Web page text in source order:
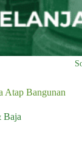
Atap Bangunan
Baja